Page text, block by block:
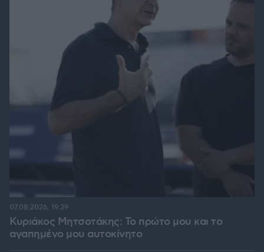
Κυριάκος Μητσοτάκης: Το πρώτο μου και το
αγαπημένο μου αυτοκίνητο
07.08.2026, 19:39